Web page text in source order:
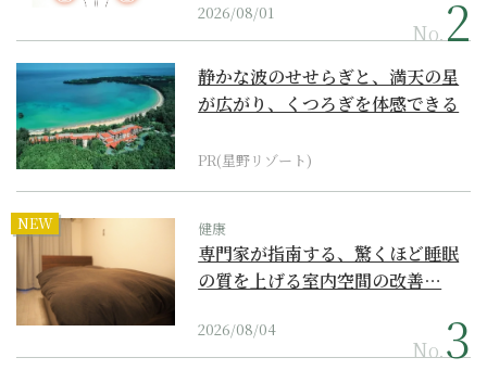
2026/08/01
No.
静かな波のせせらぎと、満天の星
が広がり、くつろぎを体感できる
PR(星野リゾート)
NEW 健康
専門家が指南する、驚くほど睡眠
の質を上げる室内空間の改善…
2026/08/04
No.